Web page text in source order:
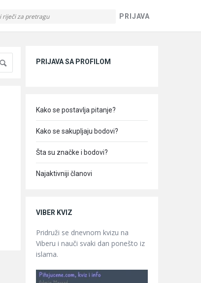
PRIJAVA
PRIJAVA SA PROFILOM
Kako se postavlja pitanje?
Kako se sakupljaju bodovi?
Šta su značke i bodovi?
Najaktivniji članovi
VIBER KVIZ
Pridruži se dnevnom kvizu na
Viberu i nauči svaki dan ponešto iz
islama.